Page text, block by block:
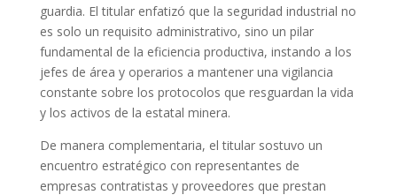
guardia. El titular enfatizó que la seguridad industrial no
es solo un requisito administrativo, sino un pilar
fundamental de la eficiencia productiva, instando a los
jefes de área y operarios a mantener una vigilancia
constante sobre los protocolos que resguardan la vida
y los activos de la estatal minera.
De manera complementaria, el titular sostuvo un
encuentro estratégico con representantes de
empresas contratistas y proveedores que prestan